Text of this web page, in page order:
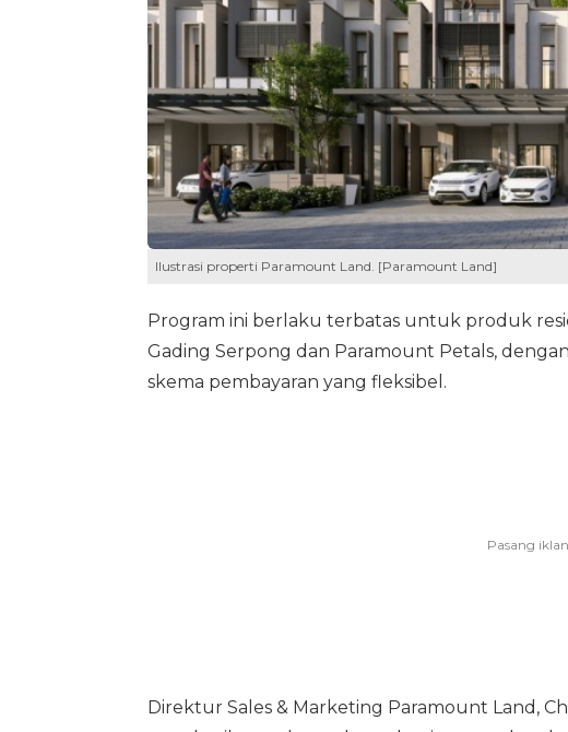
Ilustrasi properti Paramount Land. [Paramount Land]
Program ini berlaku terbatas untuk produk
Gading Serpong dan Paramount Petals,
skema pembayaran yang fleksibel.
Direktur Sales & Marketing Paramount Land,